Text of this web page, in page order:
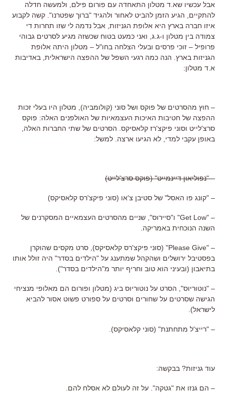
אבל עכשיו שא.ד מטלון התאחדה עם פורום פילם, ולמעשה חדלה
להתקיים, הגיע הזמן להביט לאחור ולהגיד "ברוך שפטרנו". קשה לקבוע
איזו חברה בארץ היא אלופת הגניזות, אבל נדמה לי שזו תחרות די
צמודה בין מטלון ו-ג.ג, ואני כמעט בטוח שכשזה מגיע לסרטים גבוהי
פרופיל – זוכי פרסים ובעלי הצלחה בחו"ל – מטלון היתה אלופת
הגניזות בארץ. הנה כמה רגעי השפל של ההפצה הישראלית, באדיבות
א.ד מטלון:
– חוץ מהסרטים של פוקס ושל סוני (קולומביה), מטלון היו בעלי זכות
ההפצה של חטיבות האיכות העצמאיות של האולפנים האלה: פוקס
סרצ'לייט וסוני פיקצ'רז קלאסיקס. הסרטים של שתי החברות האלה,
באופן עקבי למדי, לא הגיעו ארצה. למשל:
– "נפוליאון דיינמייט" (פוקס סרצ'לייט)
– "קונג פו האסל" של סטיבן צ'או (סוני פיקצ'רס קלאסיקס)
– "Get Low" ו"סיירוס", שניים מהסרטים העצמאיים המסקרנים של
השנה הנוכחית באמריקה.
– "Please Give" (סוני פיקצ'רס קלאסיקס), סרט מקסים שהוקרן
בפסטיבל ירושלים ושהקהל שמתענג על "הילדים בסדר" היה זולל אותו
בתיאבון (ובעיני הוא טוב וחריף יותר מ"הילדים בסדר").
– "נוטוריוס", הסרט על נוטוריוס ביג (מטלון ופורום הם מאלופי מנציחי
הגישה שסרטים על שחורים וסרטים על ספורט פשוט אסור להביא
לישראל).
– "רייצ'ל מתחתנת" (סוני קלאסיקס).
עוד גניזות? בבקשה:
– הם גנזו את "גטקה". על זה לעולם לא אסלח להם.